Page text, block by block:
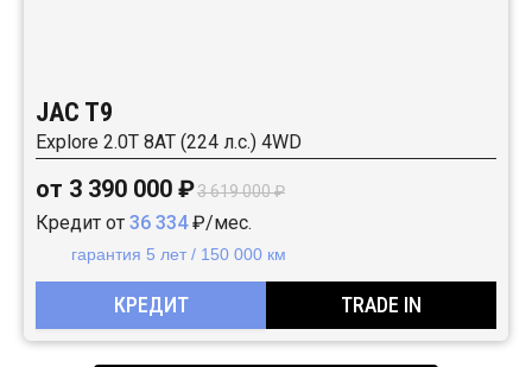
JAC T9
Explore 2.0T 8AT (224 л.с.) 4WD
от 3 390 000 ₽3 619 000 ₽
Кредит от 36 334₽/мес.
гарантия 5 лет / 150 000 км
КРЕДИТ TRADE IN